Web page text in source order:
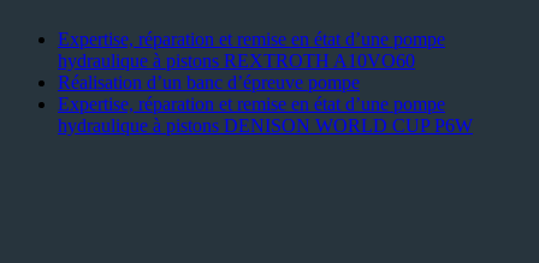
Expertise, réparation et remise en état d’une pompe
hydraulique à pistons REXTROTH A10VO60
Réalisation d’un banc d’épreuve pompe
Expertise, réparation et remise en état d’une pompe
hydraulique à pistons DENISON WORLD CUP P6W